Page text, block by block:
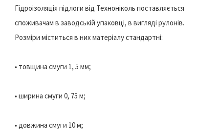
Гідроізоляція підлоги від Техноніколь поставляється
споживачам в заводській упаковці, в вигляді рулонів.
Розміри міститься в них матеріалу стандартні:
• товщина смуги 1, 5 мм;
• ширина смуги 0, 75 м;
• довжина смуги 10 м;